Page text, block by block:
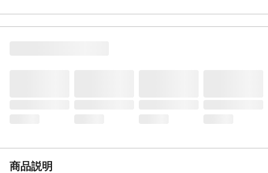
使用方法
①耳かけゴムが付いている面を外側に向け
できない
生産国
商品説明